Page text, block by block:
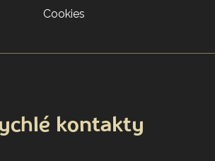
Cookies
kontakty